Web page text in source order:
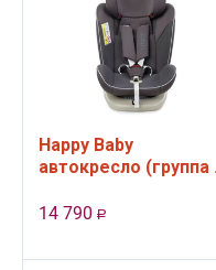
Happy Baby
автокресло (группа
кг) UNIX
14 790 Р